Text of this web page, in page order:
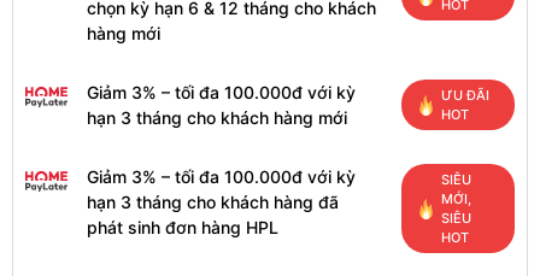
chọn kỳ hạn 6 & 12 tháng cho khách
hàng mới
HOT
Giảm 3% – tối đa 100.000đ với kỳ
hạn 3 tháng cho khách hàng mới
ƯU ĐÃI
HOT
Giảm 3% – tối đa 100.000đ với kỳ
hạn 3 tháng cho khách hàng đã
phát sinh đơn hàng HPL
SIÊU
MỚI,
SIÊU
HOT